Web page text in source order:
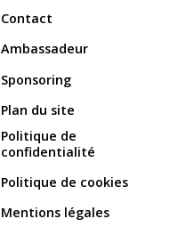
Contact
Ambassadeur
Sponsoring
Plan du site
Politique de
confidentialité
Politique de cookies
Mentions légales